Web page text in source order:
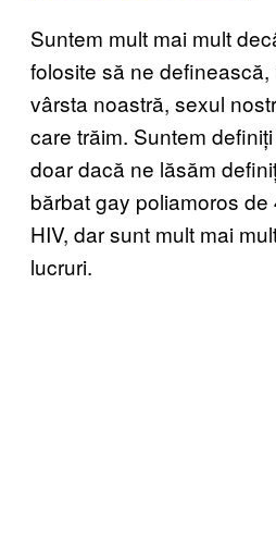
Suntem mult mai mult
folosite să ne
vârsta noastră, sexul
care trăim. Suntem
doar dacă ne lăsăm
bărbat gay poliamoros
HIV, dar sunt mult mai
lucruri.